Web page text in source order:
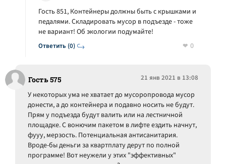
Ответить (0)
Гость 851, Контейнеры должны быть с крышками и
педалями. Складировать мусор в подъезде - тоже
не вариант! Об экологии подумайте!
0
Гость 575 21 янв 2021 в 13:08
У некоторых ума не хватает до мусоропровода мусор
донести, а до контейнера и подавно носить не будут.
Прям у подъезда будут валить или на лестничной
площадке. С вонючим пакетом в лифте ездить начнут,
фууу, мерзость. Потенциальная антисанитария.
Вроде-бы деньги за квартплату дерут по полной
программе! Вот неужели у этих "эффективных"